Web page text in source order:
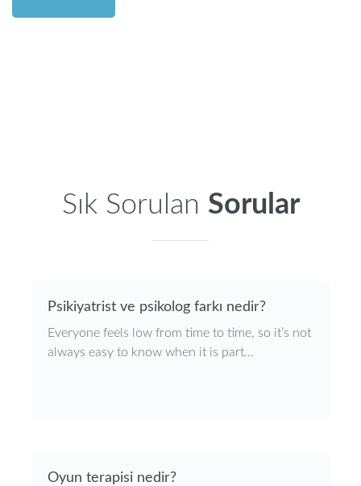
Sık Sorulan Sorular
Psikiyatrist ve psikolog farkı nedir?
Everyone feels low from time to time, so it’s not
always easy to know when it is part...
Oyun terapisi nedir?